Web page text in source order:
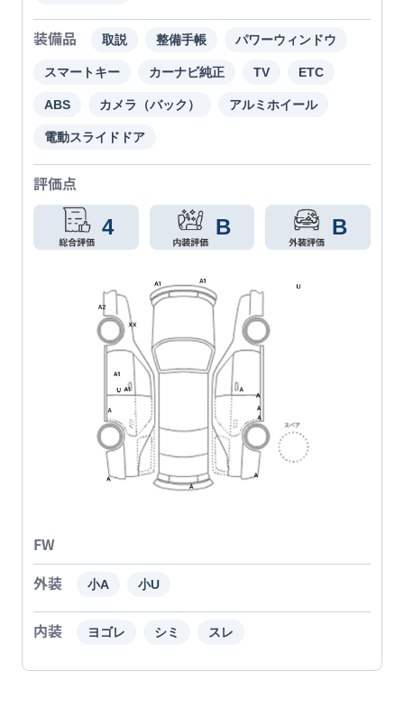
装備品 取説 整備手帳 パワーウィンドウ
スマートキー カーナビ純正 TV ETC
ABS カメラ（バック） アルミホイール
電動スライドドア
評価点
4 B B
FW
外装
小A 小U
内装 ヨゴレ シミ スレ